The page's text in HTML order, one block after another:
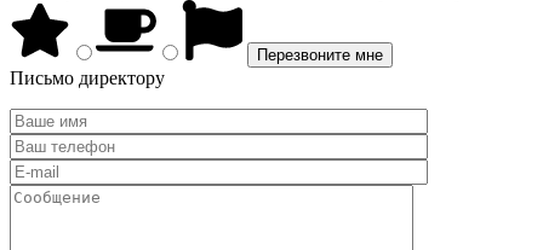
Письмо директору